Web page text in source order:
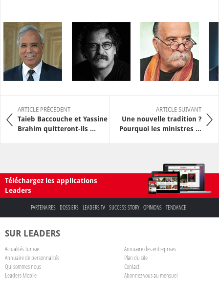
ARTICLE PRÉCÉDENT
Taieb Baccouche et Yassine
Brahim quitteront-ils ...
ARTICLE SUIVANT
Une nouvelle tradition ?
Pourquoi les ministres ...
Téléchargez les applications
Leaders
PARTENAIRES DOSSIERS LEADERS TV SUCCESS STORY OPINIONS TENDANCE
SUR LEADERS
Actualités Tunisie
Annuaire des entreprises
Annuaire de personnalités
Plan du site
Qui sommes nous
Contact
Leaders Mobile
Abonnez-vous au mensuel